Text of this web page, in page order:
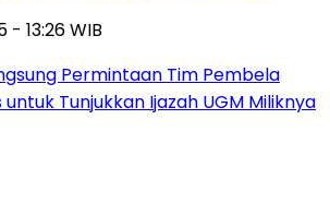
- 13:26 WIB
Permintaan Tim Pembela
Tunjukkan Ijazah UGM Miliknya